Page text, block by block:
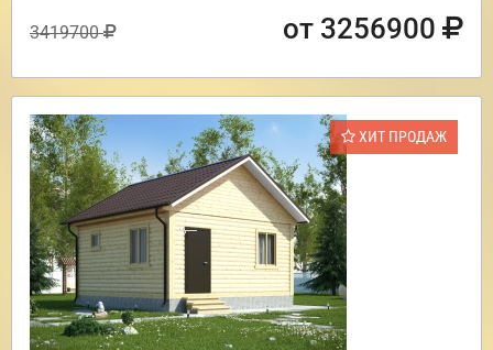
3419700 от 3256900
ХИТ ПРОДАЖ